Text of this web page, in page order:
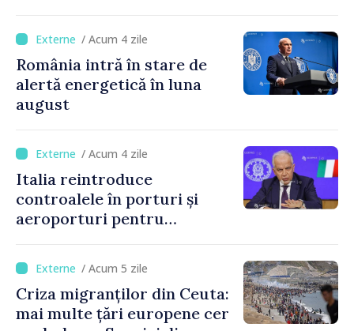
/ Acum 4 zile
România intră în stare de
alertă energetică în luna
august
/ Acum 4 zile
Italia reintroduce
controalele în porturi și
aeroporturi pentru
crizei migranților din Ceuta
/ Acum 5 zile
Criza migranților din Ceuta:
mai multe țări europene cer